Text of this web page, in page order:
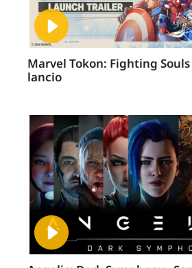
Marvel Tokon: Fighting
lancio